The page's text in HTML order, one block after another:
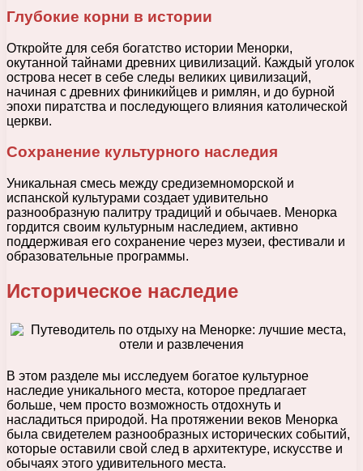
Глубокие корни в истории
Откройте для себя богатство истории Менорки,
окутанной тайнами древних цивилизаций. Каждый уголок
острова несет в себе следы великих цивилизаций,
начиная с древних финикийцев и римлян, и до бурной
эпохи пиратства и последующего влияния католической
церкви.
Сохранение культурного наследия
Уникальная смесь между средиземноморской и
испанской культурами создает удивительно
разнообразную палитру традиций и обычаев. Менорка
гордится своим культурным наследием, активно
поддерживая его сохранение через музеи, фестивали и
образовательные программы.
Историческое наследие
В этом разделе мы исследуем богатое культурное
наследие уникального места, которое предлагает
больше, чем просто возможность отдохнуть и
насладиться природой. На протяжении веков Менорка
была свидетелем разнообразных исторических событий,
которые оставили свой след в архитектуре, искусстве и
обычаях этого удивительного места.